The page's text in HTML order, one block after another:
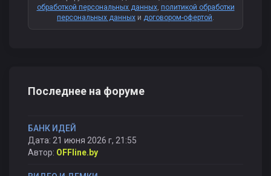
обработкой персональных данных, политикой обработки
персональных данных и договором-офертой.
Последнее на форуме
БАНК ИДЕЙ
Дата: 21 июня 2026 г, 21:55
Автор: OFFline.by